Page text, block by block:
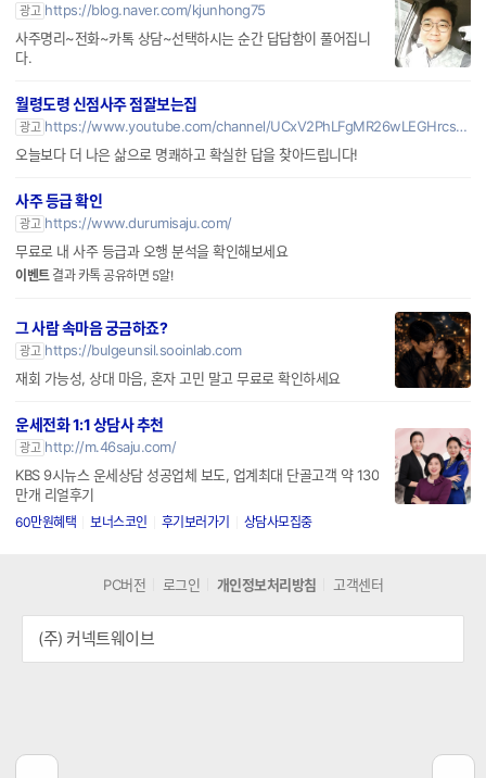
광고 https://blog.naver.com/kjunhong75
사주명리~전화~카톡 상담~선택하시는 순간 답답함이 풀어집니
다.
월령도령 신점사주 점잘보는집
광고 https://www.youtube.com/channel/UCxV2PhLFgMR26wLEGHrcs4w
오늘보다 더 나은 삶으로 명쾌하고 확실한 답을 찾아드립니다!
사주 등급 확인
광고 https://www.durumisaju.com/
무료로 내 사주 등급과 오행 분석을 확인해보세요
이벤트결과 카톡 공유하면 5알!
그 사람 속마음 궁금하죠?
광고 https://bulgeunsil.sooinlab.com
재회 가능성, 상대 마음, 혼자 고민 말고 무료로 확인하세요
운세전화 1:1 상담사 추천
광고 http://m.46saju.com/
KBS 9시뉴스 운세상담 성공업체 보도, 업계최대 단골고객 약 130
만개 리얼후기
60만원혜택 보너스코인 후기보러가기 상담사모집중
PC버전 로그인 개인정보처리방침 고객센터
(주) 커넥트웨이브